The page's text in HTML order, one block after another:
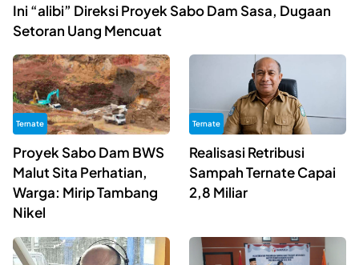
Ini “alibi” Direksi Proyek Sabo Dam Sasa, Dugaan
Setoran Uang Mencuat
Ternate
Proyek Sabo Dam BWS
Malut Sita Perhatian,
Warga: Mirip Tambang
Nikel
Ternate
Realisasi Retribusi
Sampah Ternate Capai
2,8 Miliar